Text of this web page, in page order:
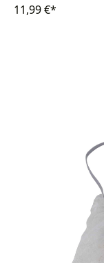
11,99 €*